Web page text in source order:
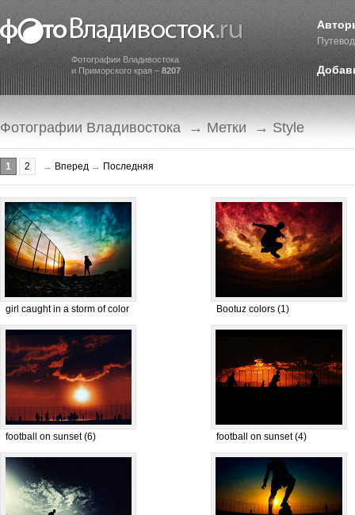
Фотографии Владивостока
и Приморского края – 8207
Фотографии Владивостока → Метки → Style
1 2 → Вперед → Последняя
girl caught in a storm of color Bootuz colors (1)
football on sunset (6) football on sunset (4)